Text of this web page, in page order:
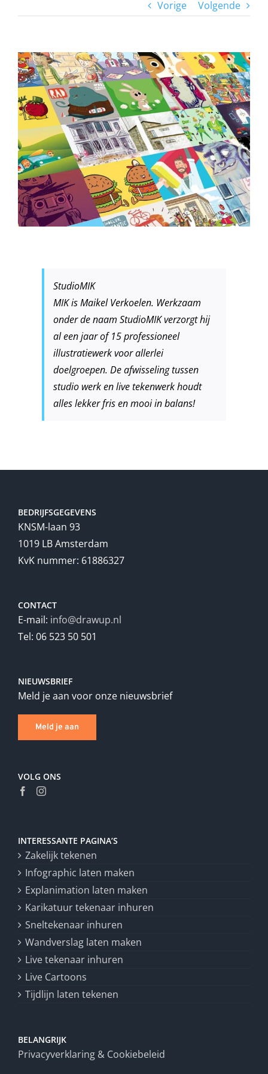
Vorige Volgende
View
Larger
Image
StudioMIK
MIK is Maikel Verkoelen. Werkzaam
onder de naam StudioMIK verzorgt hij
al een jaar of 15 professioneel
illustratiewerk voor allerlei
doelgroepen. De afwisseling tussen
studio werk en live tekenwerk houdt
alles lekker fris en mooi in balans!
BEDRIJFSGEGEVENS
KNSM-laan 93
1019 LB Amsterdam
KvK nummer: 61886327
CONTACT
E-mail: info@drawup.nl
Tel: 06 523 50 501
NIEUWSBRIEF
Meld je aan voor onze nieuwsbrief
Meld je aan
VOLG ONS
INTERESSANTE PAGINA’S
Zakelijk tekenen
Infographic laten maken
Explanimation laten maken
Karikatuur tekenaar inhuren
Sneltekenaar inhuren
Wandverslag laten maken
Live tekenaar inhuren
Live Cartoons
Tijdlijn laten tekenen
BELANGRIJK
Privacyverklaring & Cookiebeleid